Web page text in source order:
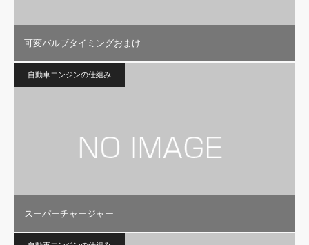
可変バルブタイミングおまけ
自動車エンジンの仕組み
スーパーチャージャー